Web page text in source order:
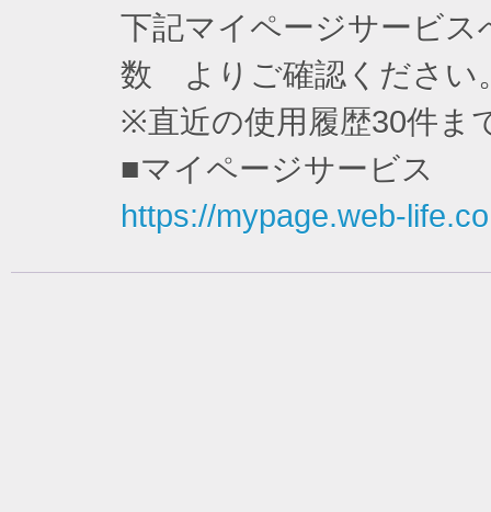
下記マイページサービ
数 よりご確認ください
※直近の使用履歴30件ま
■マイページサービス
https://mypage.web-